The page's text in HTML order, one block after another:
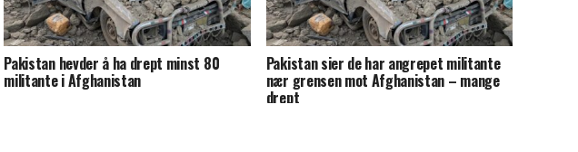
Pakistan hevder å ha drept minst 80
militante i Afghanistan
Pakistan sier de har angrepet militante
nær grensen mot Afghanistan – mange
drept